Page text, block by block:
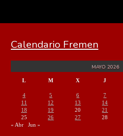
Calendario Fremen
MAYO 2026
L M X J
4
5 6 7
11
12 13 14
18
19 20 21
25
26 27 28
« Abr
Jun »